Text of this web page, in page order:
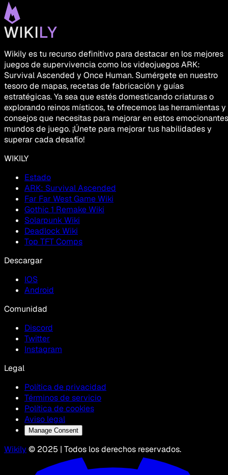
Wikily es tu recurso definitivo para destacar en los mejores
juegos de supervivencia como los videojuegos ARK:
Survival Ascended y Once Human. Sumérgete en nuestro
tesoro de mapas, recetas de fabricación y guías
estratégicas. Ya sea que estés domesticando criaturas o
explorando reinos místicos, te ofrecemos las herramientas y
consejos que necesitas para mejorar en estos emocionantes
mundos de juego. ¡Únete para mejorar tus habilidades y
superar cada desafío!
WIKILY
Estado
ARK: Survival Ascended
Far Far West Game Wiki
Gothic 1 Remake Wiki
Solarpunk Wiki
Deadlock Wiki
Top TFT Comps
Descargar
IOS
Android
Comunidad
Discord
Twitter
Instagram
Legal
Política de privacidad
Términos de servicio
Política de cookies
Aviso legal
Manage Consent
Wikily © 2025 | Todos los derechos reservados.